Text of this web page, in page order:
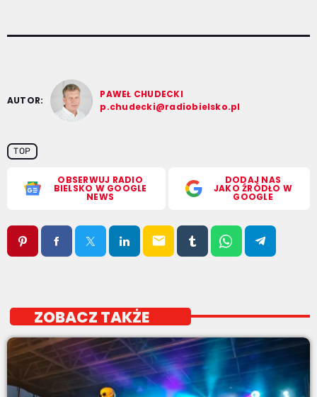
AUTOR:
PAWEŁ CHUDECKI
p.chudecki@radiobielsko.pl
TOP
OBSERWUJ RADIO
BIELSKO W GOOGLE
NEWS
DODAJ NAS
JAKO ŹRÓDŁO W
GOOGLE
email
ZOBACZ TAKŻE